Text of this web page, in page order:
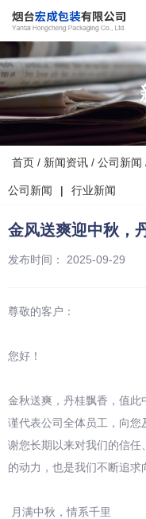
首页 / 新闻资讯 / 公司新闻
公司新闻 | 行业新闻
金风送爽迎中秋，
发布时间： 2025-09-29
尊敬的客户：
您好！
金秋送爽，丹桂飘香，值
谨代表公司全体员工，向
谢您长期以来对我们的信
的动力，也是我们不断追求
月满中秋，情系千里